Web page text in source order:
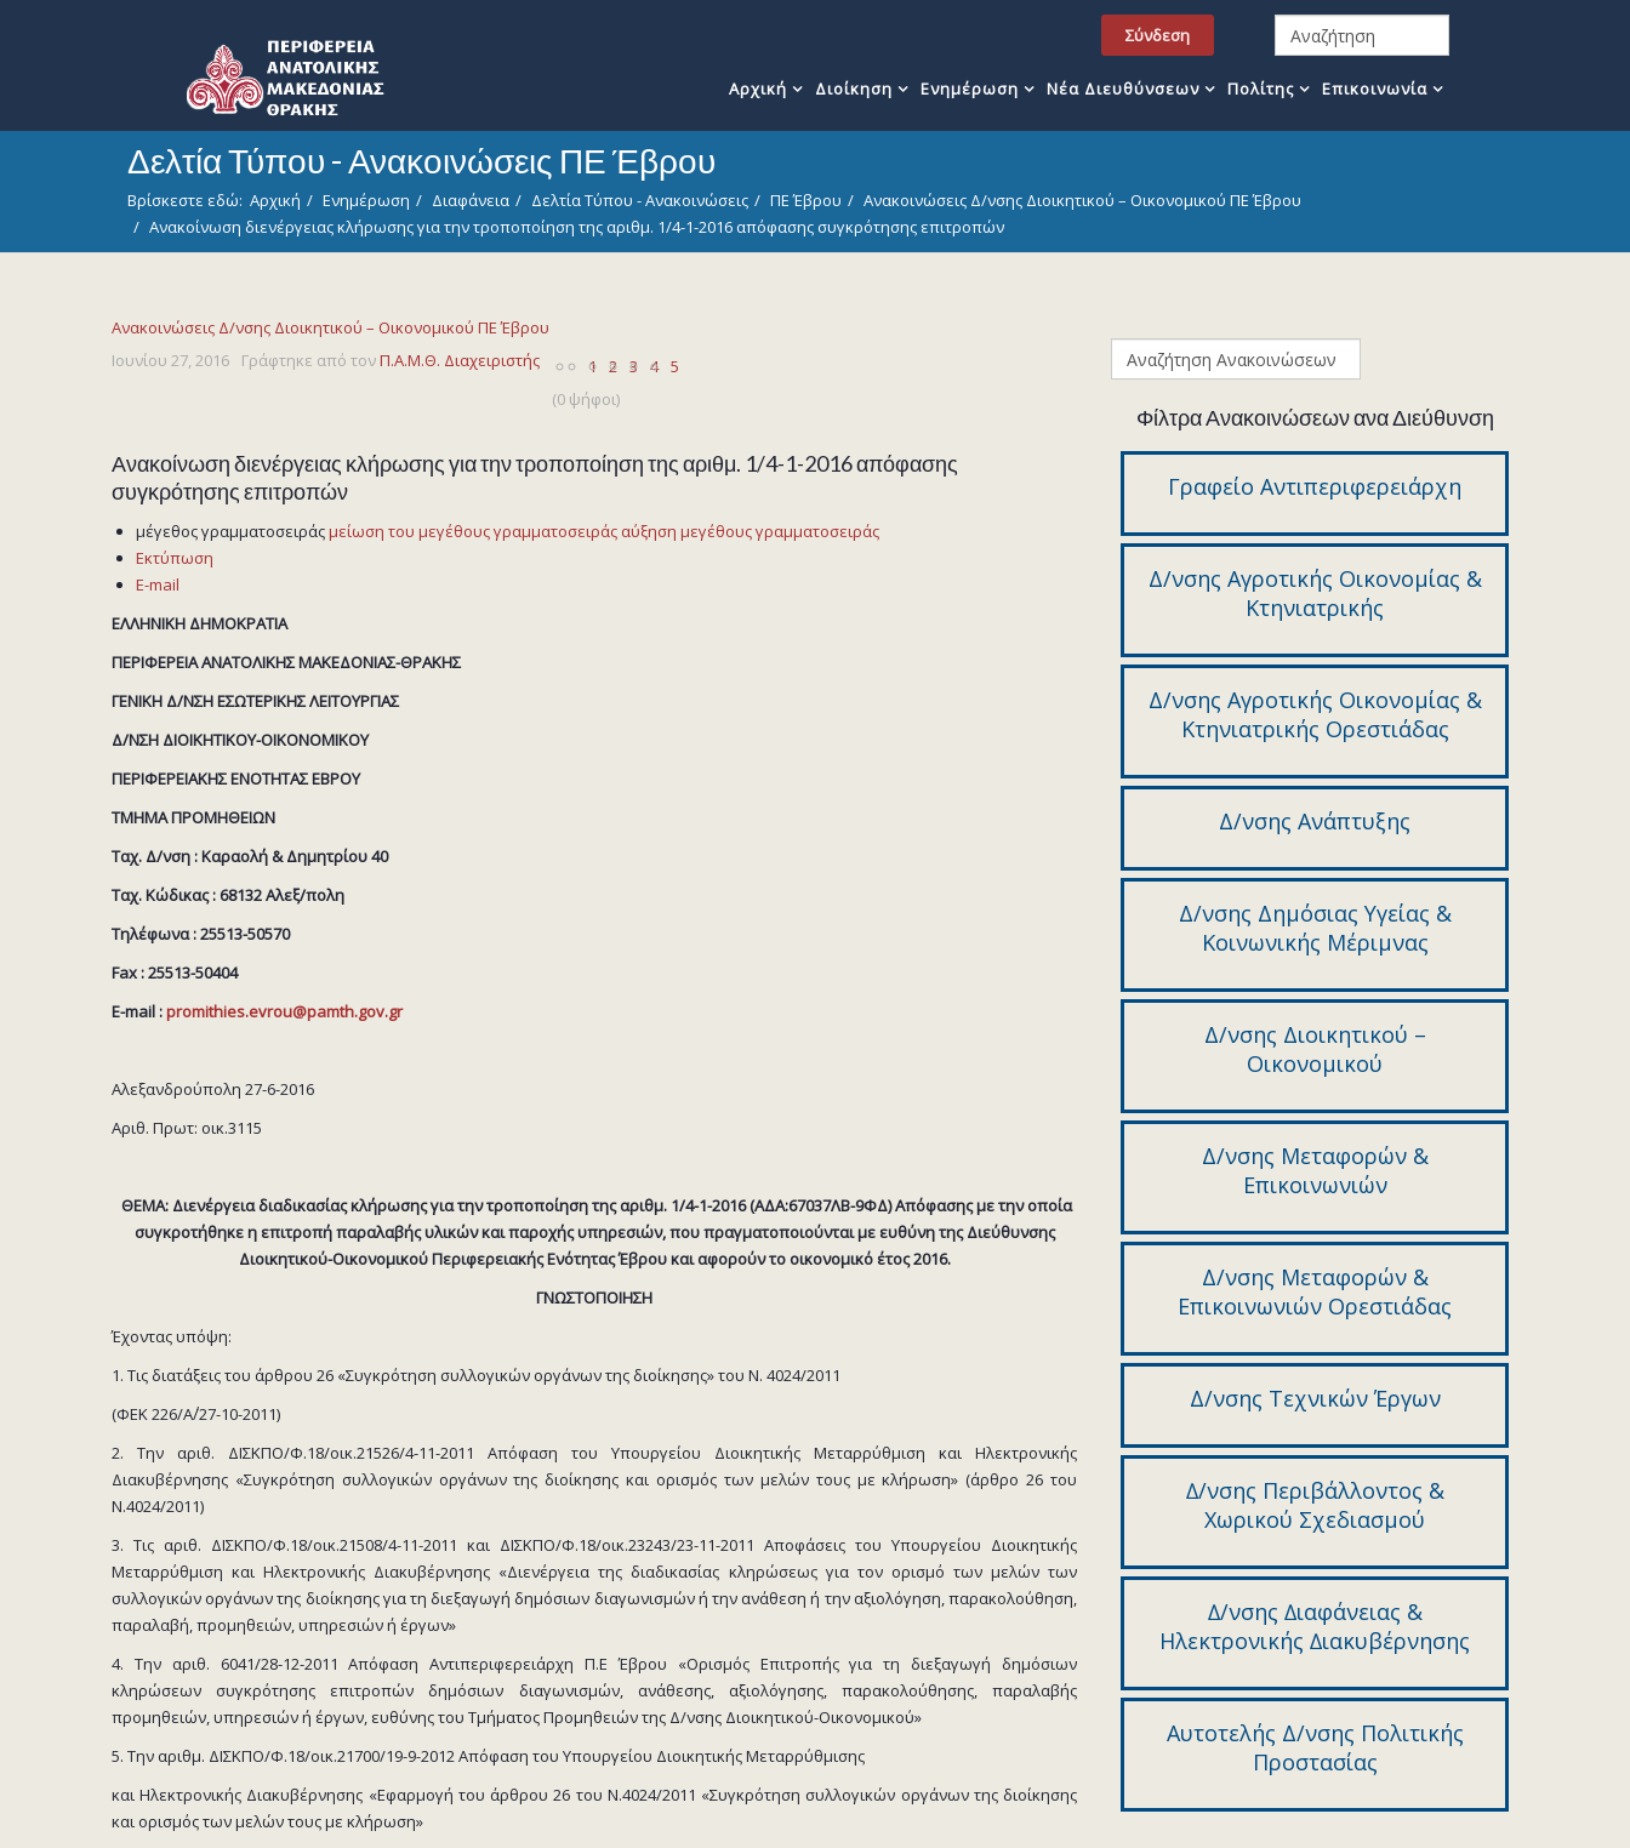
Σύνδεση
Αρχική Διοίκηση Ενημέρωση Νέα Διευθύνσεων Πολίτης Επικοινωνία
Δελτία Τύπου - Ανακοινώσεις ΠΕ Έβρου
Βρίσκεστε εδώ: Αρχική Ενημέρωση Διαφάνεια Δελτία Τύπου - Ανακοινώσεις ΠΕ Έβρου
Ανακοινώσεις Δ/νσης Διοικητικού – Οικονομικού ΠΕ Έβρου
Ανακοίνωση διενέργειας κλήρωσης για την τροποποίηση της αριθμ. 1/4-1-2016 απόφασης συγκρότησης επιτροπών
Ανακοινώσεις Δ/νσης Διοικητικού – Οικονομικού ΠΕ Έβρου
Ιουνίου 27, 2016
Γράφτηκε από τονΠ.Α.Μ.Θ. Διαχειριστής 1 2 3 4 5
(0 ψήφοι)
Ανακοίνωση διενέργειας κλήρωσης για την τροποποίηση της αριθμ. 1/4-1-2016 απόφασης
συγκρότησης επιτροπών
μέγεθος γραμματοσειράςμείωση του μεγέθους γραμματοσειράς αύξηση μεγέθους γραμματοσειράς
Εκτύπωση
E-mail
ΕΛΛΗΝΙΚΗ ΔΗΜΟΚΡΑΤΙΑ
ΠΕΡΙΦΕΡΕΙΑ ΑΝΑΤΟΛΙΚΗΣ ΜΑΚΕΔΟΝΙΑΣ-ΘΡΑΚΗΣ
ΓΕΝΙΚΗ Δ/ΝΣΗ ΕΣΩΤΕΡΙΚΗΣ ΛΕΙΤΟΥΡΓΙΑΣ
Δ/ΝΣΗ ΔΙΟΙΚΗΤΙΚΟΥ-ΟΙΚΟΝΟΜΙΚΟΥ
ΠΕΡΙΦΕΡΕΙΑΚΗΣ ΕΝΟΤΗΤΑΣ ΕΒΡΟΥ
ΤΜΗΜΑ ΠΡΟΜΗΘΕΙΩΝ
Ταχ. Δ/νση : Καραολή & Δημητρίου 40
Ταχ. Κώδικας : 68132 Αλεξ/πολη
Τηλέφωνα : 25513-50570
Fax : 25513-50404
E-mail :promithies.evrou@pamth.gov.gr
Αλεξανδρούπολη 27-6-2016
Αριθ. Πρωτ: οικ.3115
ΘΕΜΑ: Διενέργεια διαδικασίας κλήρωσης για την τροποποίηση της αριθμ. 1/4-1-2016 (ΑΔΑ:67037ΛΒ-9ΦΔ) Απόφασης με την οποία
συγκροτήθηκε η επιτροπή παραλαβής υλικών και παροχής υπηρεσιών, που πραγματοποιούνται με ευθύνη της Διεύθυνσης
Διοικητικού-Οικονομικού Περιφερειακής Ενότητας Έβρου και αφορούν το οικονομικό έτος 2016.
ΓΝΩΣΤΟΠΟΙΗΣΗ
Έχοντας υπόψη:
1. Τις διατάξεις του άρθρου 26 «Συγκρότηση συλλογικών οργάνων της διοίκησης» του Ν. 4024/2011
(ΦΕΚ 226/Α΄/27-10-2011)
2. Την αριθ. ΔΙΣΚΠΟ/Φ.18/οικ.21526/4-11-2011 Απόφαση του Υπουργείου Διοικητικής Μεταρρύθμιση και Ηλεκτρονικής
Διακυβέρνησης «Συγκρότηση συλλογικών οργάνων της διοίκησης και ορισμός των μελών τους με κλήρωση» (άρθρο 26 του
Ν.4024/2011)
3. Τις αριθ. ΔΙΣΚΠΟ/Φ.18/οικ.21508/4-11-2011 και ΔΙΣΚΠΟ/Φ.18/οικ.23243/23-11-2011 Αποφάσεις του Υπουργείου Διοικητικής
Μεταρρύθμιση και Ηλεκτρονικής Διακυβέρνησης «Διενέργεια της διαδικασίας κληρώσεως για τον ορισμό των μελών των
συλλογικών οργάνων της διοίκησης για τη διεξαγωγή δημόσιων διαγωνισμών ή την ανάθεση ή την αξιολόγηση, παρακολούθηση,
παραλαβή, προμηθειών, υπηρεσιών ή έργων»
4. Την αριθ. 6041/28-12-2011 Απόφαση Αντιπεριφερειάρχη Π.Ε Έβρου «Ορισμός Επιτροπής για τη διεξαγωγή δημόσιων
κληρώσεων συγκρότησης επιτροπών δημόσιων διαγωνισμών, ανάθεσης, αξιολόγησης, παρακολούθησης, παραλαβής
προμηθειών, υπηρεσιών ή έργων, ευθύνης του Τμήματος Προμηθειών της Δ/νσης Διοικητικού-Οικονομικού»
5. Την αριθμ. ΔΙΣΚΠΟ/Φ.18/οικ.21700/19-9-2012 Απόφαση του Υπουργείου Διοικητικής Μεταρρύθμισης
και Ηλεκτρονικής Διακυβέρνησης «Εφαρμογή του άρθρου 26 του Ν.4024/2011 «Συγκρότηση συλλογικών οργάνων της διοίκησης
και ορισμός των μελών τους με κλήρωση»
Φίλτρα Ανακοινώσεων ανα Διεύθυνση
Γραφείο Αντιπεριφερειάρχη
Δ/νσης Αγροτικής Οικονομίας &
Κτηνιατρικής
Δ/νσης Αγροτικής Οικονομίας &
Κτηνιατρικής Ορεστιάδας
Δ/νσης Ανάπτυξης
Δ/νσης Δημόσιας Υγείας &
Κοινωνικής Μέριμνας
Δ/νσης Διοικητικού –
Οικονομικού
Δ/νσης Μεταφορών &
Επικοινωνιών
Δ/νσης Μεταφορών &
Επικοινωνιών Ορεστιάδας
Δ/νσης Τεχνικών Έργων
∆/νσης Περιβάλλοντος &
Χωρικού Σχεδιασµού
∆/νσης ∆ιαφάνειας &
Ηλεκτρονικής ∆ιακυβέρνησης
Αυτοτελής Δ/νσης Πολιτικής
Προστασίας